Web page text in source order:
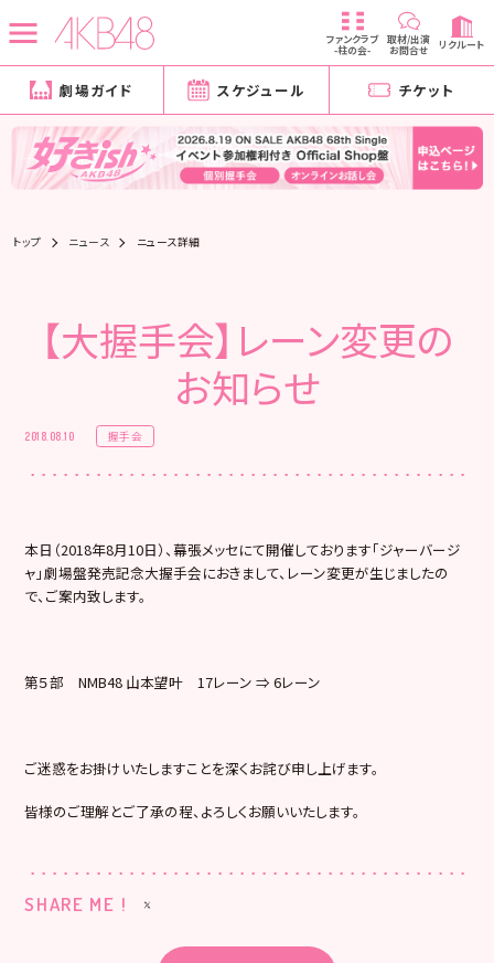
ファンクラブ
-柱の会-
取材/出演
お問合せ リクルート
劇場ガイド スケジュール チケット
トップ ニュース ニュース詳細
【大握手会】レーン変更の
お知らせ
2018.08.10 握手会
本日（2018年8月10日）、幕張メッセにて開催しております「ジャーバージ
ャ」劇場盤発売記念大握手会におきまして、レーン変更が生じましたの
で、ご案内致します。
第５部 NMB48 山本望叶 17レーン ⇒ 6レーン
ご迷惑をお掛けいたしますことを深くお詫び申し上げます。
皆様のご理解とご了承の程、よろしくお願いいたします。
SHARE ME !